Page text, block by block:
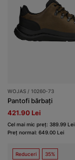
WOJAS / 10260-73
Pantofi bărbați
421.90 Lei
Cel mai mic preț: 389.99 Lei
Preț normal: 649.00 Lei
Reduceri 35%